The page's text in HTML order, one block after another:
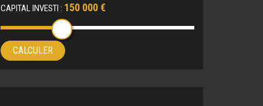
CAPITAL INVESTI : 150 000 €
CALCULER